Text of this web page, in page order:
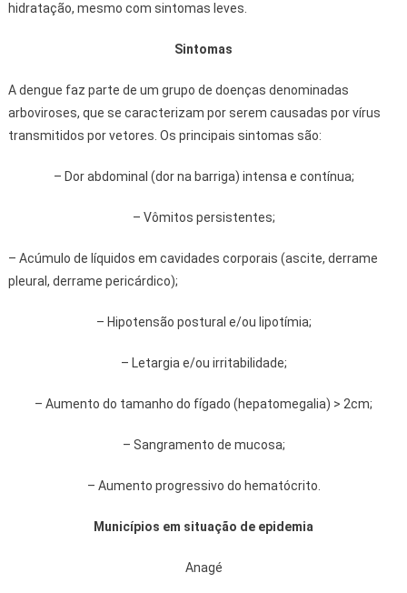
hidratação, mesmo com sintomas leves.
Sintomas
A dengue faz parte de um grupo de doenças denominadas
arboviroses, que se caracterizam por serem causadas por vírus
transmitidos por vetores. Os principais sintomas são:
– Dor abdominal (dor na barriga) intensa e contínua;
– Vômitos persistentes;
– Acúmulo de líquidos em cavidades corporais (ascite, derrame
pleural, derrame pericárdico);
– Hipotensão postural e/ou lipotímia;
– Letargia e/ou irritabilidade;
– Aumento do tamanho do fígado (hepatomegalia) > 2cm;
– Sangramento de mucosa;
– Aumento progressivo do hematócrito.
Municípios em situação de epidemia
Anagé